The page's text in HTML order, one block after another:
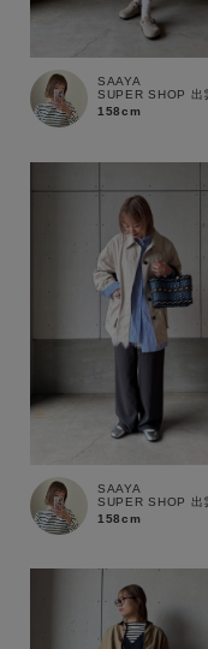
SAAYA
SUPER SHOP 出
158cm
SAAYA
SUPER SHOP 出
158cm